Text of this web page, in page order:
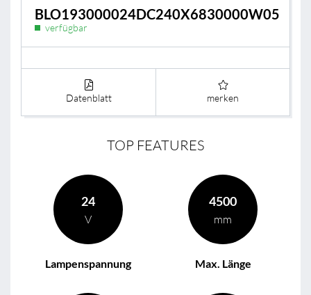
BLO193000024DC240X6830000W05
verfügbar
Datenblatt merken
TOP FEATURES
24
V
Lampenspannung
4500
mm
Max. Länge